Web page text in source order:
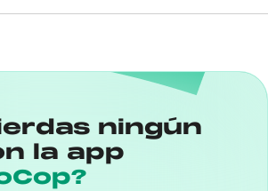
ningún
la app